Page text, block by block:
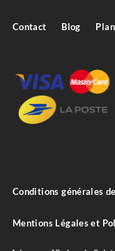
Contact Blog
Conditions générales
Mentions Légales et